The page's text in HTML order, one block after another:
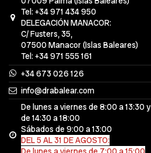
Tel: +34 971 434 950
DELEGACIÓN MANACOR:
C/ Fusters, 35,
07500 Manacor (Islas Baleares)
Tel: +34 971 555 161
+34 673 026 126
info@drabalear.com
De lunes a viernes de 8:00 a 13:30 y
de 14:30 a 18:00
Sábados de 9:00 a 13:00
DEL 5 AL 31 DE AGOSTO: